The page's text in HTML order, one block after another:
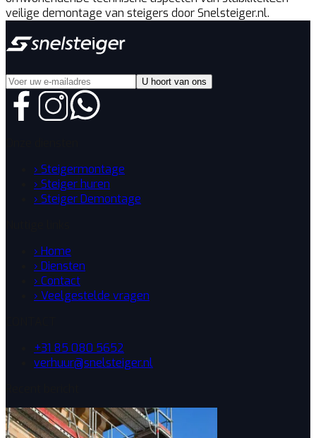
veilige demontage van steigers door Snelsteiger.nl.
U hoort van ons
› Steigermontage
› Steiger huren
› Steiger Demontage
› Home
› Diensten
› Contact
› Veelgestelde vragen
+31 85 080 5652
verhuur@snelsteiger.nl